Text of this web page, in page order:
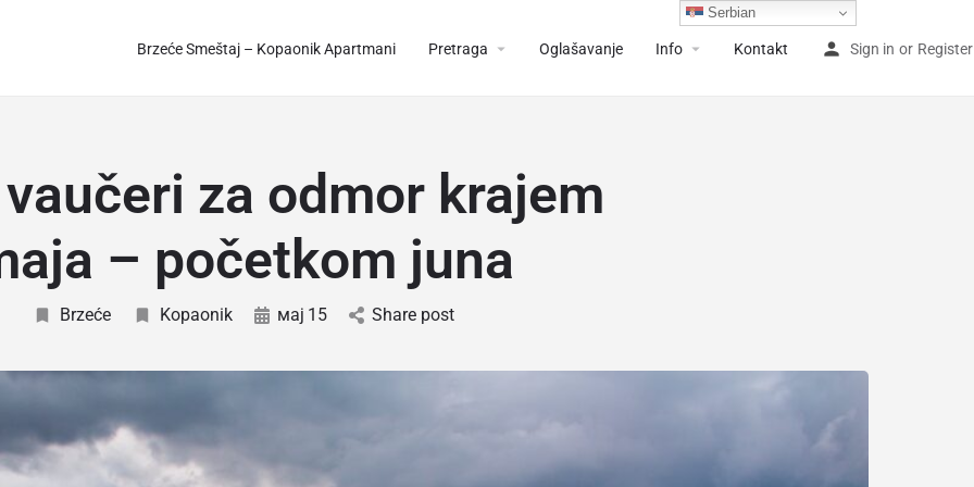
Brzeće Smeštaj – Kopaonik Apartmani Pretraga Oglašavanje Info Kontakt Sign in or Register
za odmor krajem
– početkom juna
Brzeće Kopaonik мај 15 Share post
Serbian